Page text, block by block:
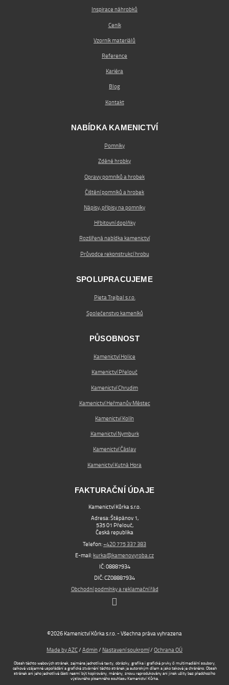
Inspirace náhrobků
Ceník
Vzorník materiálů
Reference
Kariéra
Blog
Kontakt
NABÍDKA KAMENICTVÍ
Pomníky
Zděné hrobky
Opravy pomníků a hrobek
Čištění pomníků a hrobek
Nápisy, přípisy na pomníky
Hřbitovní doplňky
Rozšířená nabídka kamenictví
Průvodce rekonstrukcí hrobu
SPOLUPRACUJEME
Pieta Trejbal s.r.o.
Společenstvo kameníků
PŮSOBNOST
Kamenictví Holice
Kamenictví Přelouč
Kamenictví Chrudim
Kamenictví Heřmanův Městec
Kamenictví Kolín
Kamenictví Nymburk
Kamenictví Čáslav
Kamenictví Kutná Hora
FAKTURAČNÍ ÚDAJE
Kamenictví Kůrka s.r.o.
Adresa: Štěpánov 1,
535 01 Přelouč,
Česká republika
Telefon:+420 775 337 383
E-mail:kurka@kamenovyroba.cz
IČ: 08887934
DIČ: CZ08887934
Obchodní podmínky a reklamační řád
©2026 Kamenictví Kůrka s.r.o. - Všechna práva vyhrazena
Made by AZC/Admin/Nastavení soukromí/Ochrana OÚ
Obsah těchto webových stránek, zejména jednotlivé texty, obrázky, grafika i grafické prvky či multimediální soubory,
celkové vzájemné uspořádání a grafické ztvárnění těchto stránek je autorským dílem a jako takové je chráněno. Obsah
stránek ani jeho jednotlivé části nesmí být kopírovány, měněny, znovu reprodukovány ani jinak užity bez předchozího
výslovného písemného souhlasu Kamenictví Kůrka.